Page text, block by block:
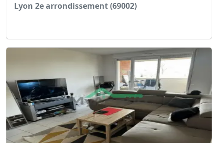
Lyon 2e arrondissement (69002)